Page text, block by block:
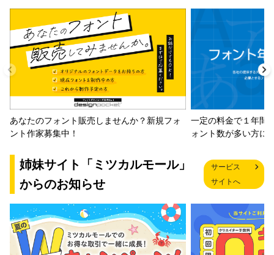
あなたのフォント販売しませんか？新規フォ
ント作家募集中！
一定の料金で１年間
ォント数が多い方に
姉妹サイト「ミツカルモール」
からのお知らせ
サービス
サイトへ